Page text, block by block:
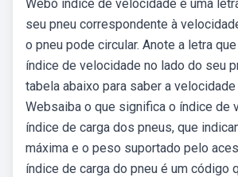
Webo índice de velocidade é uma
seu pneu correspondente à
o pneu pode circular. Anote a letra
índice de velocidade no lado do seu
tabela abaixo para saber a velocidade
Websaiba o que significa o índice de
índice de carga dos pneus, que
máxima e o peso suportado pelo
índice de carga do pneu é um código